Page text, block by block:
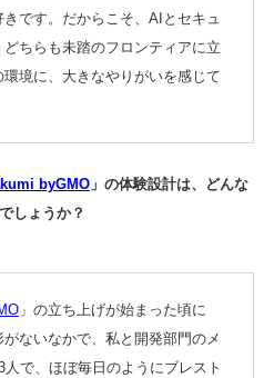
です。だからこそ、AIとセキュ
どちらも未踏のフロンティアに立
環境に、大きなやりがいを感じて
byGMO」の体験設計は、どんな
しょうか？
」の立ち上げが始まった頃に
ないなかで、私と開発部門のメ
人で、ほぼ毎日のようにブレスト